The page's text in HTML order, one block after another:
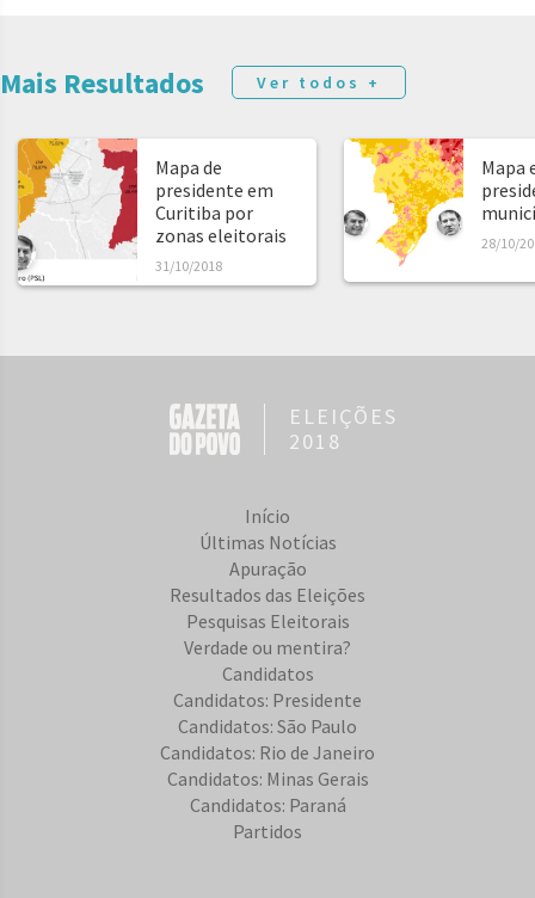
Mais Resultados Ver todos +
Mapa de
presidente em
Curitiba por
zonas eleitorais
31/10/2018
Mapa
28/10/
ELEIÇÕES
2018
Início
Últimas Notícias
Apuração
Resultados das Eleições
Pesquisas Eleitorais
Verdade ou mentira?
Candidatos
Candidatos: Presidente
Candidatos: São Paulo
Candidatos: Rio de Janeiro
Candidatos: Minas Gerais
Candidatos: Paraná
Partidos